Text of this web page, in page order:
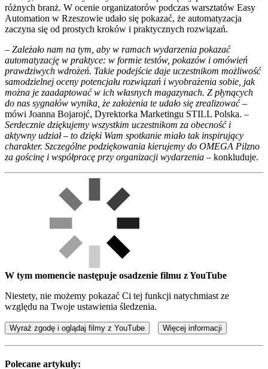
różnych branż. W ocenie organizatorów podczas warsztatów Easy
Automation w Rzeszowie udało się pokazać, że automatyzacja
zaczyna się od prostych kroków i praktycznych rozwiązań.
– Zależało nam na tym, aby w ramach wydarzenia pokazać
automatyzację w praktyce: w formie testów, pokazów i omówień
prawdziwych wdrożeń. Takie podejście daje uczestnikom możliwość
samodzielnej oceny potencjału rozwiązań i wyobrażenia sobie, jak
można je zaadaptować w ich własnych magazynach. Z płynących
do nas sygnałów wynika, że założenia te udało się zrealizować –
mówi Joanna Bojarojć, Dyrektorka Marketingu STILL Polska. –
Serdecznie dziękujemy wszystkim uczestnikom za obecność i
aktywny udział – to dzięki Wam spotkanie miało tak inspirujący
charakter. Szczególne podziękowania kierujemy do OMEGA Pilzno
za gościnę i współpracę przy organizacji wydarzenia – konkluduje.
W tym momencie następuje osadzenie filmu z YouTube
Niestety, nie możemy pokazać Ci tej funkcji natychmiast ze
względu na Twoje ustawienia śledzenia.
Wyraź zgodę i oglądaj filmy z YouTube Więcej informacji
Polecane artykuły: